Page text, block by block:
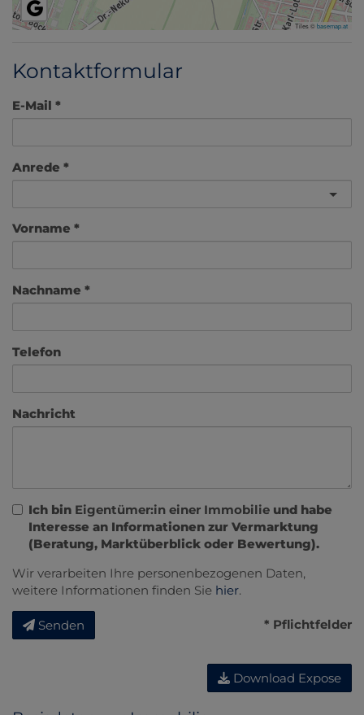
Tiles ©basemap.at
Kontaktformular
E-Mail
Anrede
Vorname
Nachname
Telefon
Nachricht
Ich bin Eigentümer:in einer Immobilie und habe
Interesse an Informationen zur Vermarktung
(Beratung, Marktüberblick oder Bewertung).
Wir verarbeiten Ihre personenbezogenen Daten,
weitere Informationen finden Sie hier.
Senden * Pflichtfelder
Download Expose